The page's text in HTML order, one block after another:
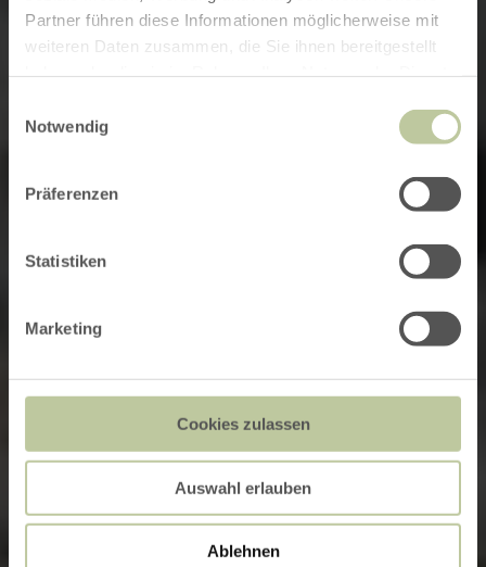
Partner führen diese Informationen möglicherweise mit
weiteren Daten zusammen, die Sie ihnen bereitgestellt
Notwendig
Präferenzen
Statistiken
Marketing
Cookies zulassen
Auswahl erlauben
Ablehnen